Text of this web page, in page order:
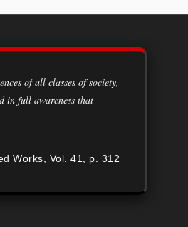
in full awareness that
Works, Vol. 41, p. 312